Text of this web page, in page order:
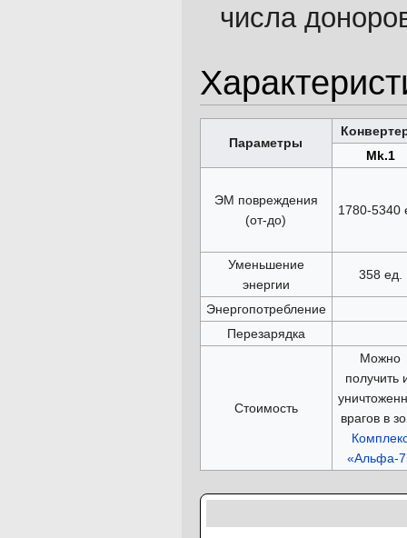
числа
Параметры
Mk.1
ЭМ повреждения
(от-до)
1780-5340
Уменьшение
энергии
358 ед.
Энергопотребление
Перезарядка
Стоимость
Можно
получить
врагов в
«Альфа-